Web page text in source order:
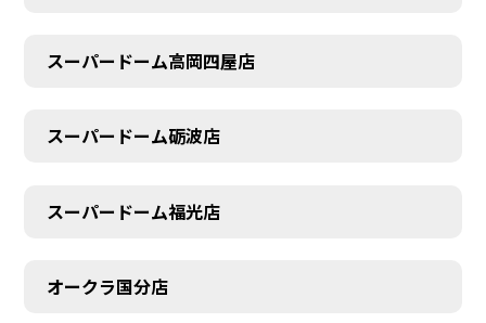
スーパードーム高岡四屋店
スーパードーム砺波店
スーパードーム福光店
オークラ国分店